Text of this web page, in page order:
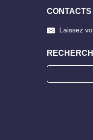
CONTACTS
Laissez